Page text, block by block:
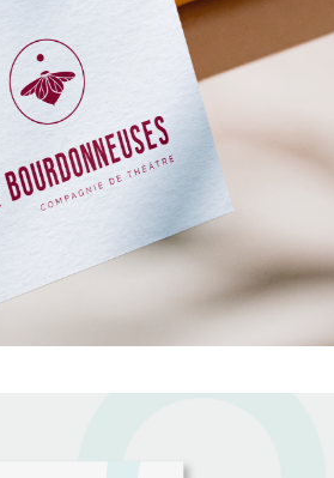
ILLUSTRATION
bourdonnante